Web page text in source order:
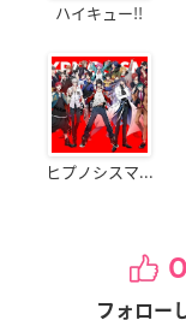
ハイキュー!!
ヒプノシスマ...
フォロー